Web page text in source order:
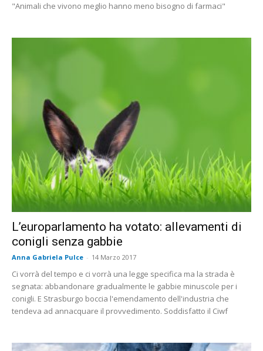
"Animali che vivono meglio hanno meno bisogno di farmaci"
L’europarlamento ha votato: allevamenti di
conigli senza gabbie
Anna Gabriela Pulce - 14 Marzo 2017
Ci vorrà del tempo e ci vorrà una legge specifica ma la strada è
segnata: abbandonare gradualmente le gabbie minuscole per i
conigli. E Strasburgo boccia l'emendamento dell'industria che
tendeva ad annacquare il provvedimento. Soddisfatto il Ciwf